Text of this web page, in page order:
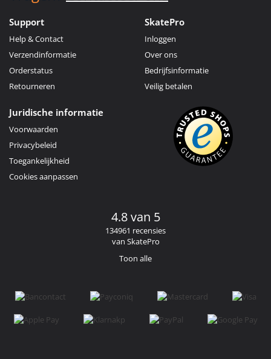
Support
Help & Contact
Verzendinformatie
Orderstatus
Retourneren
SkatePro
Inloggen
Over ons
Bedrijfsinformatie
Veilig betalen
Juridische informatie
Voorwaarden
Privacybeleid
Toegankelijkheid
Cookies aanpassen
4.8 van 5
134961 recensies
van SkatePro
Toon alle